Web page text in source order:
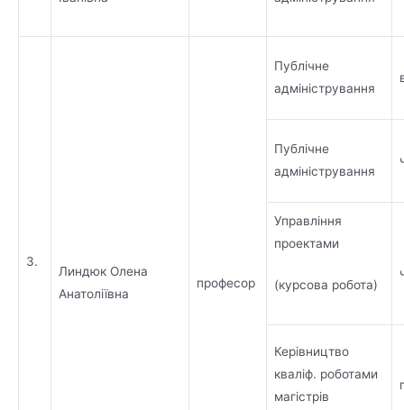
3.
Линдюк Олена
Анатоліївна
професор
Публічне
адміністрування
Публічне
адміністрування
Управління
проектами
(курсова робота)
Керівництво
кваліф. роботами
магістрів